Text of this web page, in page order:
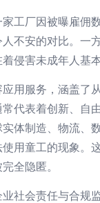
工厂因被曝雇佣
不安的对比。一
侵害未成年人基
用服务，涵盖了
代表着创新、自
体制造、物流、
用童工的现象。
全隐匿。
社会责任与合规